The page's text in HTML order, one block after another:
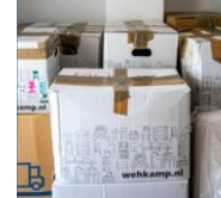
och besökare. När
många människor
passerar samma entré
varje dag blir ...